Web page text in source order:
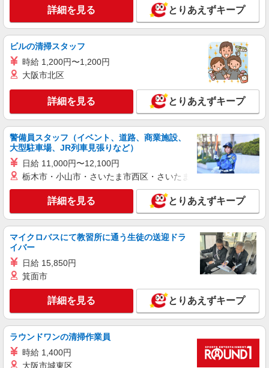
株式会社kotrio /●SZ-H-2068157
毎日通うのが楽しみになる＊ホテルのような美
しいサ高住のSTAFF
時給1500円〜2125円 ＜日払い有/週払い有/交
豊橋市内
キープ 詳細を見る
派遣社員
株式会社kotrio /●SZ-H-2014972
小池駅★未経験OKの人間関係に悩まない職場
へ★サ高住スタッフ
時給1500円〜2125円 ＜日払い有/週払い有/交
通費全支給(ガソリン代含む)＞
豊橋市内
詳細を見る
派遣社員
株式会社kotrio /●SZ-H-2006379
<小池駅>高時給&シフト柔軟でいいとこ取り♪
サ高住の補助STAFF
時給1500円〜2125円 ＜日払い有/週払い有/交
通費全支給(ガソリン代含む)＞
詳細を見る とりあえずキープ
ビルの清掃スタッフ
時給 1,200円〜1,200円
大阪市北区
詳細を見る とりあえずキープ
警備員スタッフ（イベント、道路、商業施設、
大型駐車場、JR列車見張りなど）
日給 11,000円〜12,100円
栃木市・小山市・さいたま市西区・さいたま市岩槻区・久喜市・
詳細を見る とりあえずキープ
マイクロバスにて教習所に通う生徒の送迎ドラ
イバー
日給 15,850円
箕面市
詳細を見る とりあえずキープ
ラウンドワンの清掃作業員
時給 1,400円
大阪市城東区